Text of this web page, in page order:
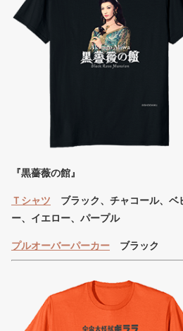
『黒薔薇の館』
Ｔシャツ ブラック、チャコール、ベ
ー、イエロー、パープル
プルオーバーパーカー ブラック